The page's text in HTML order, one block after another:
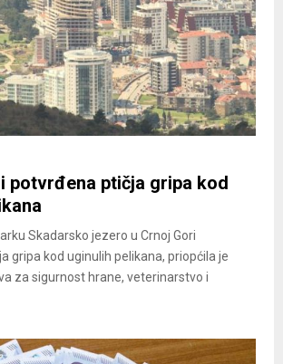
potvrđena ptičja gripa kod
Skadarsko jezero u Crnoj Gori
gripa kod uginulih pelikana, priopćila je
za sigurnost hrane, veterinarstvo i